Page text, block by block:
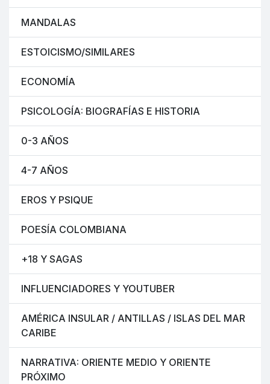
MANDALAS
ESTOICISMO/SIMILARES
ECONOMÍA
PSICOLOGÍA: BIOGRAFÍAS E HISTORIA
0-3 AÑOS
4-7 AÑOS
EROS Y PSIQUE
POESÍA COLOMBIANA
+18 Y SAGAS
INFLUENCIADORES Y YOUTUBER
AMÉRICA INSULAR / ANTILLAS / ISLAS DEL MAR
CARIBE
NARRATIVA: ORIENTE MEDIO Y ORIENTE
PRÓXIMO